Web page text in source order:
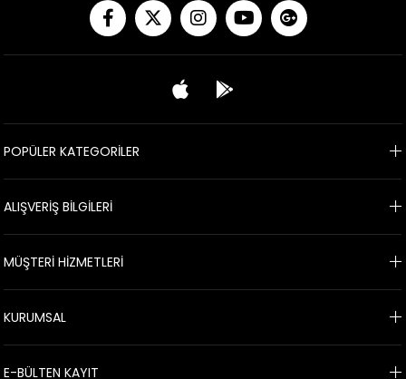
POPÜLER KATEGORİLER
ALIŞVERİŞ BİLGİLERİ
MÜŞTERİ HİZMETLERİ
KURUMSAL
E-BÜLTEN KAYIT